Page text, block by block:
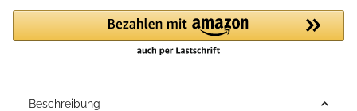
Beschreibung